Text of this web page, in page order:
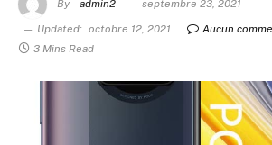
By admin2
septembre 23, 2021
Updated: octobre 12, 2021
Aucun
3 Mins Read